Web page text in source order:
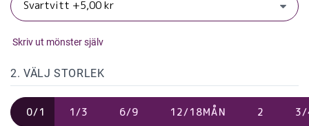
Skriv ut mönster själv
2. VÄLJ STORLEK
0/1 1/3 6/9 12/18MÅN 2 3/